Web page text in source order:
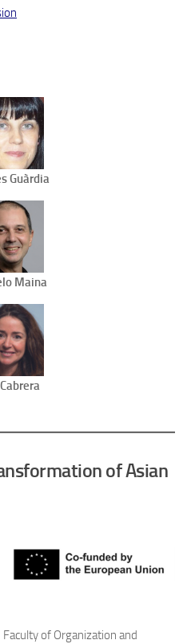
Guàrdia
Maina
of Asian
of Organization and